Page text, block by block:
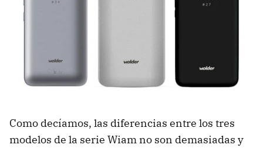
Como decíamos, las diferencias entre los tres
modelos de la serie Wiam no son demasiadas y